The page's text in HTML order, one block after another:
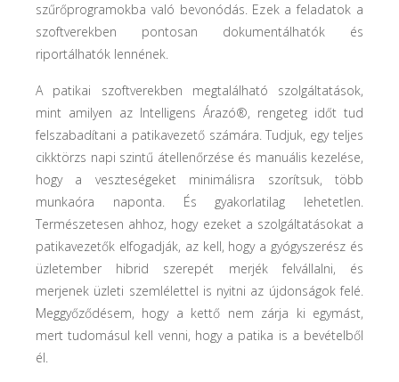
szűrőprogramokba való bevonódás. Ezek a feladatok a
szoftverekben pontosan dokumentálhatók és
riportálhatók lennének.
A patikai szoftverekben megtalálható szolgáltatások,
mint amilyen az Intelligens Árazó®, rengeteg időt tud
felszabadítani a patikavezető számára. Tudjuk, egy teljes
cikktörzs napi szintű átellenőrzése és manuális kezelése,
hogy a veszteségeket minimálisra szorítsuk, több
munkaóra naponta. És gyakorlatilag lehetetlen.
Természetesen ahhoz, hogy ezeket a szolgáltatásokat a
patikavezetők elfogadják, az kell, hogy a gyógyszerész és
üzletember hibrid szerepét merjék felvállalni, és
merjenek üzleti szemlélettel is nyitni az újdonságok felé.
Meggyőződésem, hogy a kettő nem zárja ki egymást,
mert tudomásul kell venni, hogy a patika is a bevételből
él.